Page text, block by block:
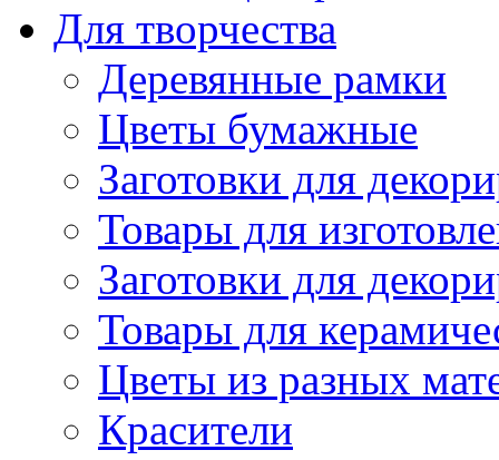
Для творчества
Деревянные рамки
Цветы бумажные
Заготовки для
Товары для
Заготовки для
Товары для
Цветы из разных
Красители